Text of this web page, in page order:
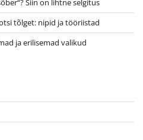
Siin on lihtne selgitus
tõlget: nipid ja tööriistad
ja erilisemad valikud